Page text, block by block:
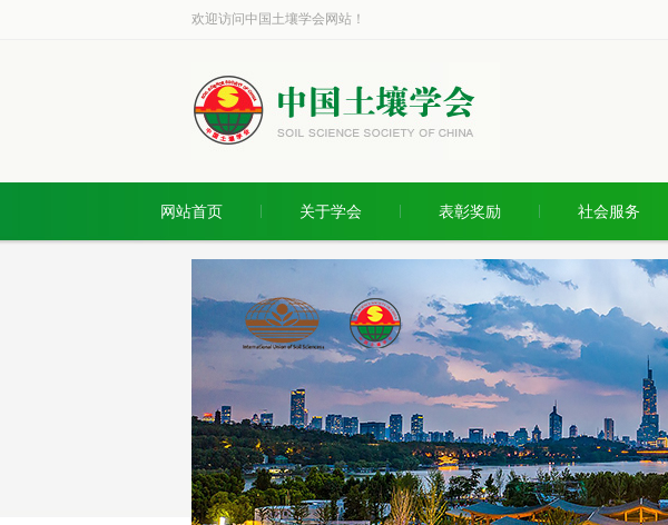
欢迎访问中国土壤学会网站！
网站首页 关于学会 表彰奖励 社会服务